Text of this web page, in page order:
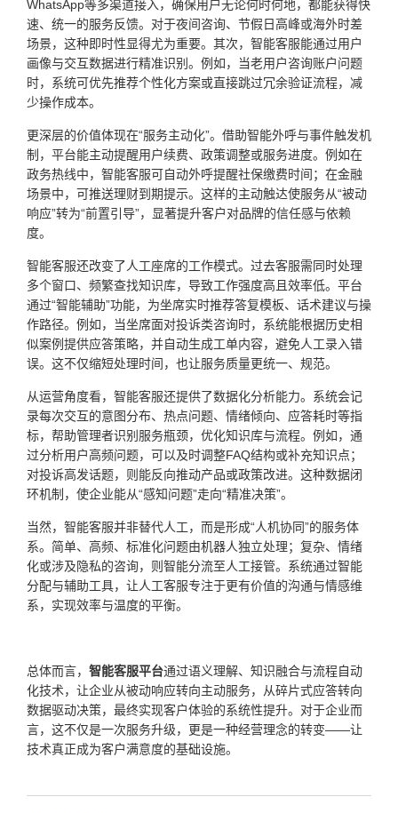
WhatsApp等多渠道接入，确保用户无论何时何地，都能获得快
速、统一的服务反馈。对于夜间咨询、节假日高峰或海外时差
场景，这种即时性显得尤为重要。其次，智能客服能通过用户
画像与交互数据进行精准识别。例如，当老用户咨询账户问题
时，系统可优先推荐个性化方案或直接跳过冗余验证流程，减
少操作成本。
更深层的价值体现在“服务主动化”。借助智能外呼与事件触发机
制，平台能主动提醒用户续费、政策调整或服务进度。例如在
政务热线中，智能客服可自动外呼提醒社保缴费时间；在金融
场景中，可推送理财到期提示。这样的主动触达使服务从“被动
响应”转为“前置引导”，显著提升客户对品牌的信任感与依赖
度。
智能客服还改变了人工座席的工作模式。过去客服需同时处理
多个窗口、频繁查找知识库，导致工作强度高且效率低。平台
通过“智能辅助”功能，为坐席实时推荐答复模板、话术建议与操
作路径。例如，当坐席面对投诉类咨询时，系统能根据历史相
似案例提供应答策略，并自动生成工单内容，避免人工录入错
误。这不仅缩短处理时间，也让服务质量更统一、规范。
从运营角度看，智能客服还提供了数据化分析能力。系统会记
录每次交互的意图分布、热点问题、情绪倾向、应答耗时等指
标，帮助管理者识别服务瓶颈，优化知识库与流程。例如，通
过分析用户高频问题，可以及时调整FAQ结构或补充知识点；
对投诉高发话题，则能反向推动产品或政策改进。这种数据闭
环机制，使企业能从“感知问题”走向“精准决策”。
当然，智能客服并非替代人工，而是形成“人机协同”的服务体
系。简单、高频、标准化问题由机器人独立处理；复杂、情绪
化或涉及隐私的咨询，则智能分流至人工接管。系统通过智能
分配与辅助工具，让人工客服专注于更有价值的沟通与情感维
系，实现效率与温度的平衡。
总体而言， 智能客服平台通过语义理解、知识融合与流程自动
化技术，让企业从被动响应转向主动服务，从碎片式应答转向
数据驱动决策，最终实现客户体验的系统性提升。对于企业而
言，这不仅是一次服务升级，更是一种经营理念的转变——让
技术真正成为客户满意度的基础设施。